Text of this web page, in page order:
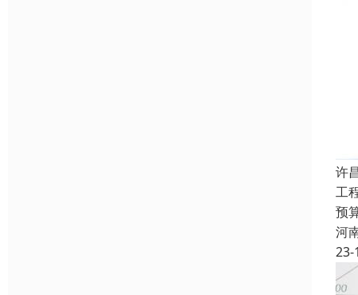
许
工
预
河
23-